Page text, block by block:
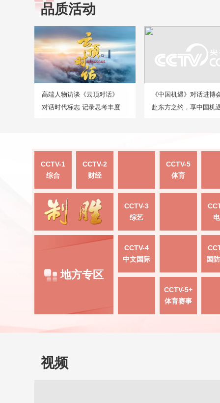
品质活动
高端人物访谈《云顶对话》
对话时代标志 记录思考丰度
《中国机遇》对话进博
赴东方之约，享中国机
CCTV-1
综合
CCTV-2
财经
CCTV-5
体育
CCTV-3
综艺
地方专区
CCTV-4
中文国际
国
CCTV-5+
体育赛事
视频